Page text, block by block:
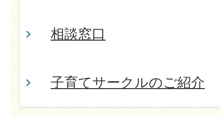
相談窓口
子育てサークルのご紹介